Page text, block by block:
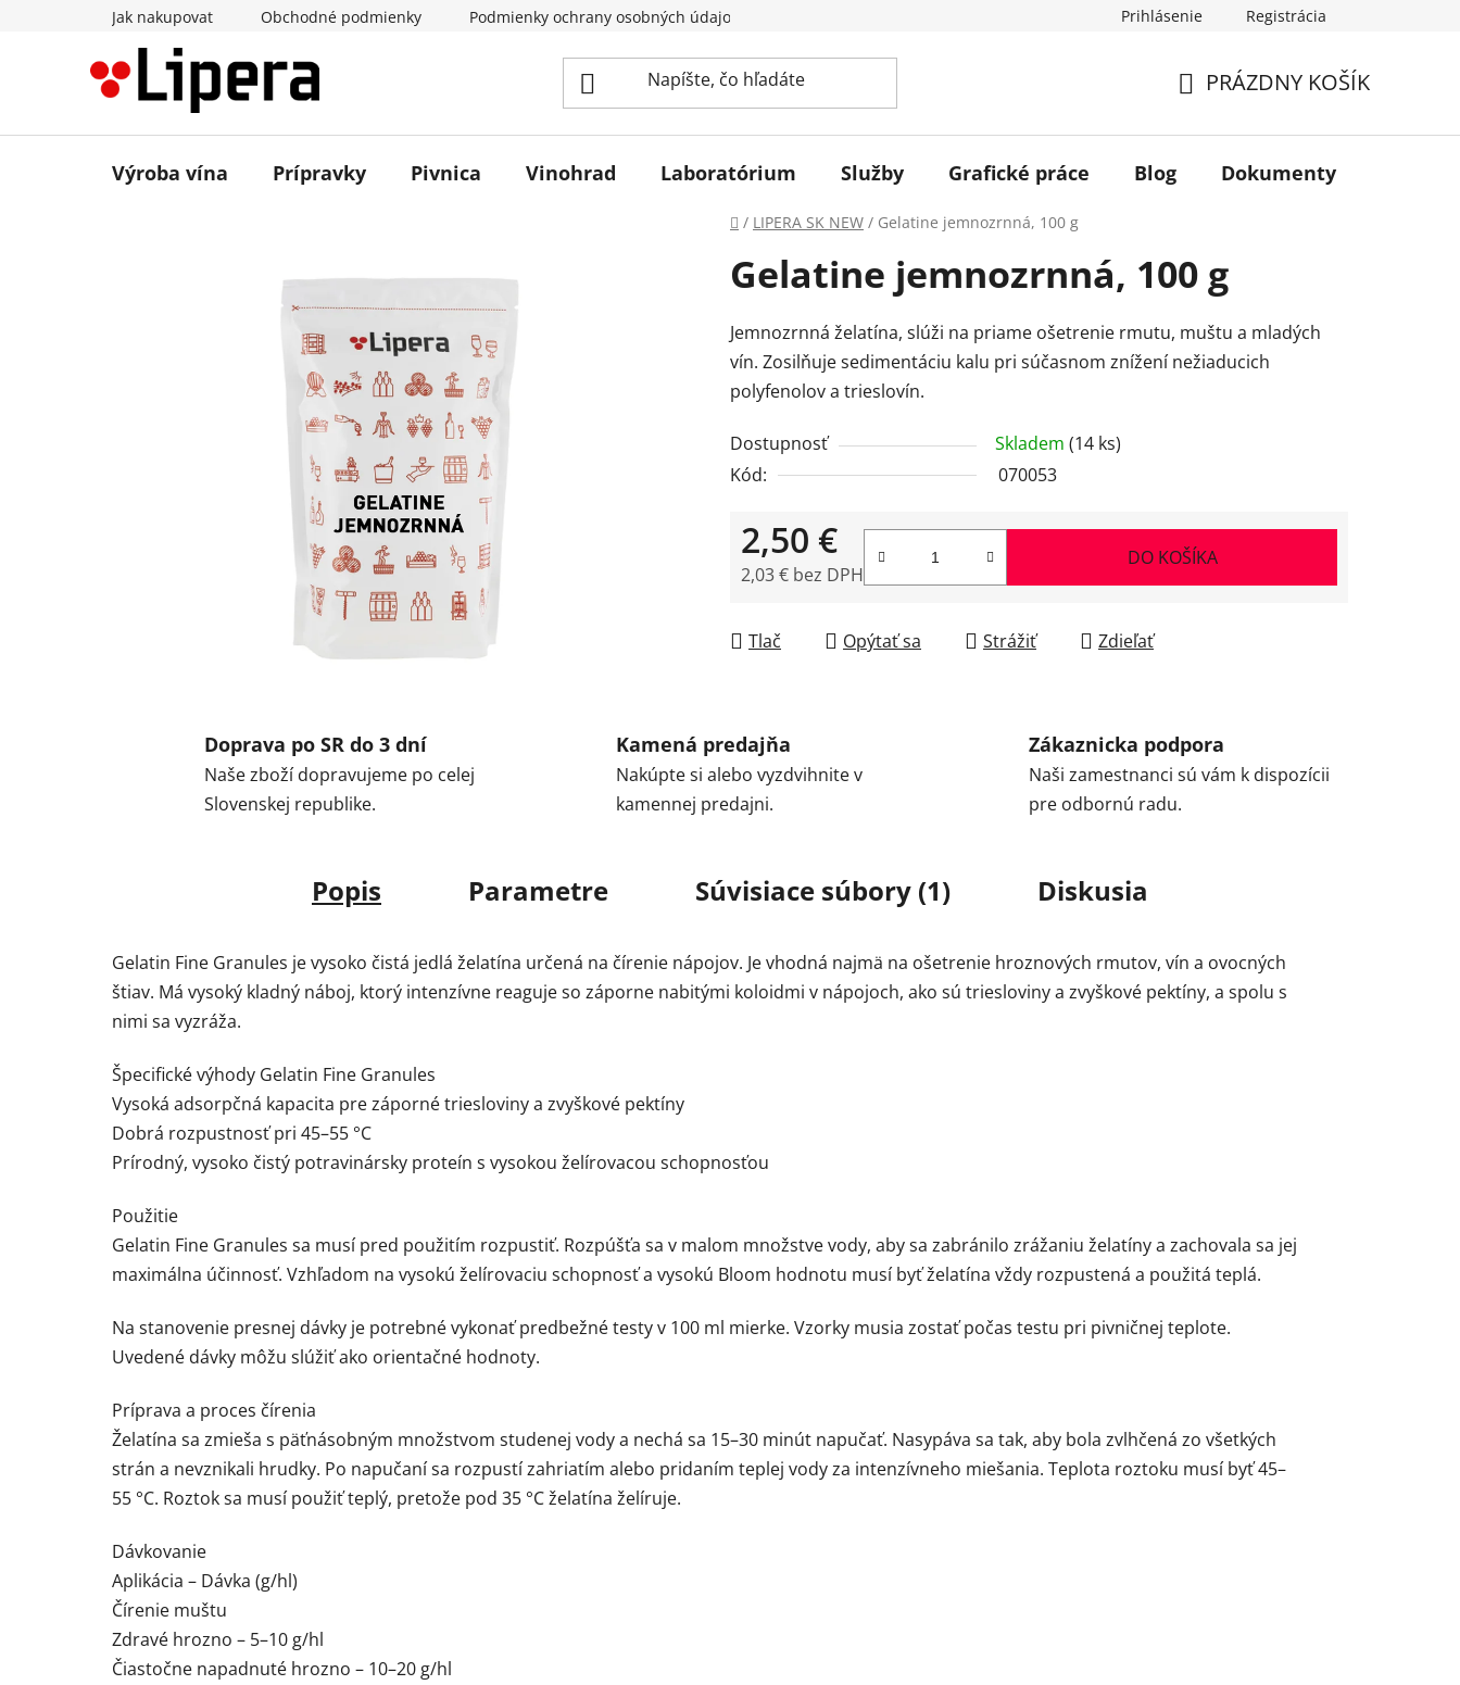
Jak nakupovat Obchodné podmienky Podmienky ochrany osobných údajov Prihlásenie Registrácia
KOŠÍK
PRÁZDNY KOŠÍK
Výroba vína Prípravky Pivnica Vinohrad Laboratórium Služby Grafické práce Blog Dokumenty
Domov
/ LIPERA SK NEW / Gelatine jemnozrnná, 100 g
Gelatine jemnozrnná, 100 g
Jemnozrnná želatína, slúži na priame ošetrenie rmutu, muštu a mladých
vín. Zosilňuje sedimentáciu kalu pri súčasnom znížení nežiaducich
polyfenolov a trieslovín.
Dostupnosť Skladem (14 ks)
Kód:
070053
2,50 €
2,03 € bez DPH
DO KOŠÍKA
Tlač Opýtať sa Strážiť Zdieľať
Doprava po SR do 3 dní
Naše zboží dopravujeme po celej
Slovenskej republike.
Kamená predajňa
Nakúpte si alebo vyzdvihnite v
kamennej predajni.
Zákaznicka podpora
Naši zamestnanci sú vám k dispozícii
pre odbornú radu.
Popis Parametre Súvisiace súbory (1) Diskusia
Gelatin Fine Granules je vysoko čistá jedlá želatína určená na čírenie nápojov. Je vhodná najmä na ošetrenie hroznových rmutov, vín a ovocných
štiav. Má vysoký kladný náboj, ktorý intenzívne reaguje so záporne nabitými koloidmi v nápojoch, ako sú triesloviny a zvyškové pektíny, a spolu s
nimi sa vyzráža.
Špecifické výhody Gelatin Fine Granules
Vysoká adsorpčná kapacita pre záporné triesloviny a zvyškové pektíny
Dobrá rozpustnosť pri 45–55 °C
Prírodný, vysoko čistý potravinársky proteín s vysokou želírovacou schopnosťou
Použitie
Gelatin Fine Granules sa musí pred použitím rozpustiť. Rozpúšťa sa v malom množstve vody, aby sa zabránilo zrážaniu želatíny a zachovala sa jej
maximálna účinnosť. Vzhľadom na vysokú želírovaciu schopnosť a vysokú Bloom hodnotu musí byť želatína vždy rozpustená a použitá teplá.
Na stanovenie presnej dávky je potrebné vykonať predbežné testy v 100 ml mierke. Vzorky musia zostať počas testu pri pivničnej teplote.
Uvedené dávky môžu slúžiť ako orientačné hodnoty.
Príprava a proces čírenia
Želatína sa zmieša s päťnásobným množstvom studenej vody a nechá sa 15–30 minút napučať. Nasypáva sa tak, aby bola zvlhčená zo všetkých
strán a nevznikali hrudky. Po napučaní sa rozpustí zahriatím alebo pridaním teplej vody za intenzívneho miešania. Teplota roztoku musí byť 45–
55 °C. Roztok sa musí použiť teplý, pretože pod 35 °C želatína želíruje.
Dávkovanie
Aplikácia – Dávka (g/hl)
Čírenie muštu
Zdravé hrozno – 5–10 g/hl
Čiastočne napadnuté hrozno – 10–20 g/hl